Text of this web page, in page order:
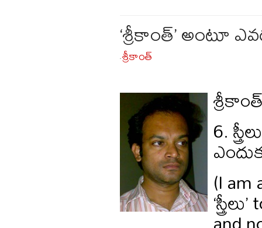
‘శ్రీకాంత్’ అంటూ
-శ్రీకాంత్
6.
(I